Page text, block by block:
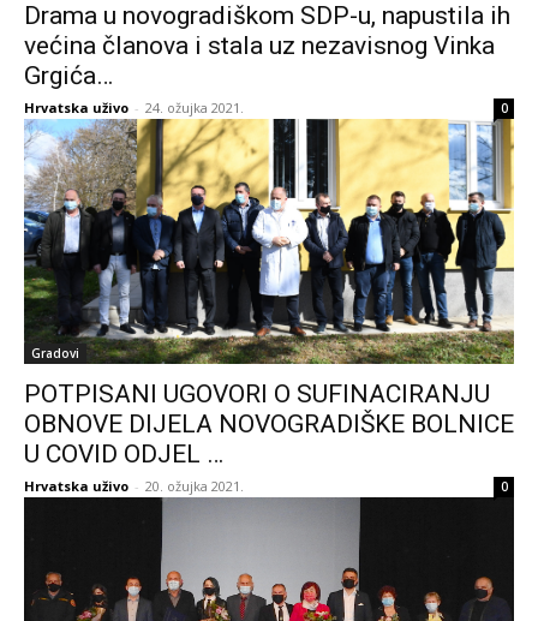
Drama u novogradiškom SDP-u, napustila ih
većina članova i stala uz nezavisnog Vinka
Grgića…
Hrvatska uživo - 24. ožujka 2021. 0
Gradovi
POTPISANI UGOVORI O SUFINACIRANJU
OBNOVE DIJELA NOVOGRADIŠKE BOLNICE
U COVID ODJEL …
Hrvatska uživo - 20. ožujka 2021. 0